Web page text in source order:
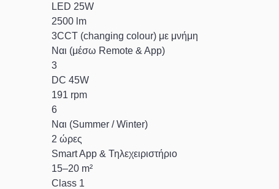
LED 25W
2500 lm
3CCT (changing colour) με μνήμη
Ναι (μέσω Remote & App)
3
DC 45W
191 rpm
6
Ναι (Summer / Winter)
2 ώρες
Smart App & Τηλεχειριστήριο
15–20 m²
Class 1